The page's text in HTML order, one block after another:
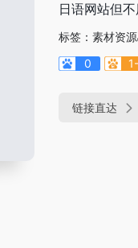
日语网站但
标签： 素材资源
0
1-
链接直达